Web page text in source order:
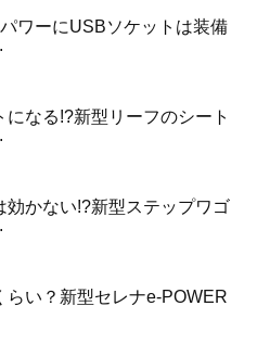
ワーにUSBソケットは装備
になる!?新型リーフのシート
効かない!?新型ステップワゴ
らい？新型セレナe-POWER